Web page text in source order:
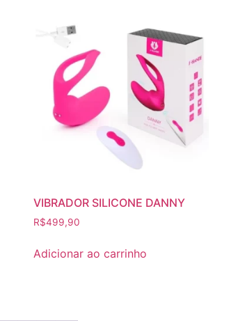
VIBRADOR SILICONE DANNY
R$499,90
Adicionar ao carrinho